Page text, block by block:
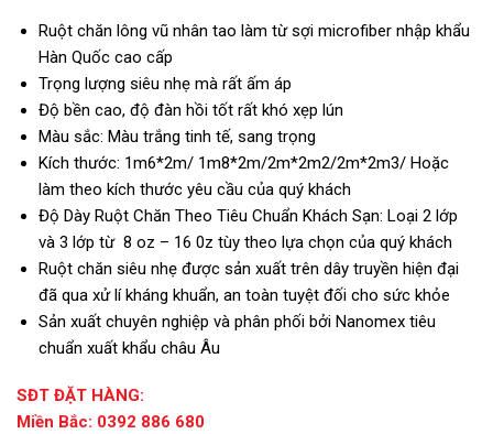
Ruột chăn lông vũ nhân tao làm từ sợi microfiber nhập khẩu
Hàn Quốc cao cấp
Trọng lượng siêu nhẹ mà rất ấm áp
Độ bền cao, độ đàn hồi tốt rất khó xẹp lún
Màu sắc: Màu trắng tinh tế, sang trọng
Kích thước: 1m6*2m/ 1m8*2m/2m*2m2/2m*2m3/ Hoặc
làm theo kích thước yêu cầu của quý khách
Độ Dày Ruột Chăn Theo Tiêu Chuẩn Khách Sạn: Loại 2 lớp
và 3 lớp từ 8 oz – 16 0z tùy theo lựa chọn của quý khách
Ruột chăn siêu nhẹ được sản xuất trên dây truyền hiện đại
đã qua xử lí kháng khuẩn, an toàn tuyệt đối cho sức khỏe
Sản xuất chuyên nghiệp và phân phối bởi Nanomex tiêu
chuẩn xuất khẩu châu Âu
SĐT ĐẶT HÀNG:
Miền Bắc: 0392 886 680